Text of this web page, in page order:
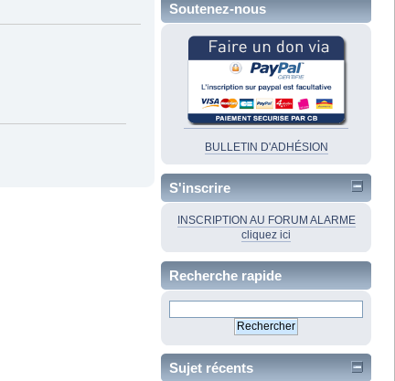
Soutenez-nous
BULLETIN D'ADHÉSION
S'inscrire
INSCRIPTION AU FORUM ALARME
cliquez ici
Recherche rapide
Sujet récents